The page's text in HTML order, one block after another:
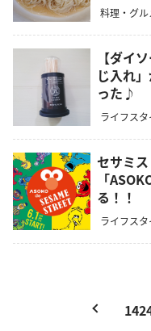
料理・グル
【ダイ
じ入れ
った♪
ライフス
セサミ
「
る！！
ライフス